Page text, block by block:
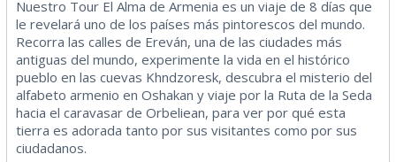
Nuestro Tour El Alma de Armenia es un viaje de 8 días que
le revelará uno de los países más pintorescos del mundo.
Recorra las calles de Ereván, una de las ciudades más
antiguas del mundo, experimente la vida en el histórico
pueblo en las cuevas Khndzoresk, descubra el misterio del
alfabeto armenio en Oshakan y viaje por la Ruta de la Seda
hacia el caravasar de Orbeliean, para ver por qué esta
tierra es adorada tanto por sus visitantes como por sus
ciudadanos.